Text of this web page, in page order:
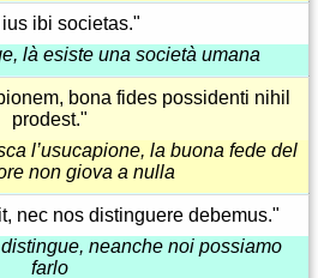
ibi societas."
là esiste una società umana
bona fides possidenti nihil
prodest."
l’usucapione, la buona fede del
non giova a nulla
nec nos distinguere debemus."
neanche noi possiamo
farlo